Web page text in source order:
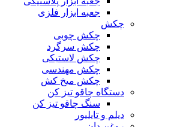
جعبه ابزار فلزی
چکش
چکش چوبی
چکش سرگرد
چکش لاستیکی
چکش مهندسی
چکش میخ کش
دستگاه چاقو تیز کن
سنگ چاقو تیز کن
دیلم و تایلیور